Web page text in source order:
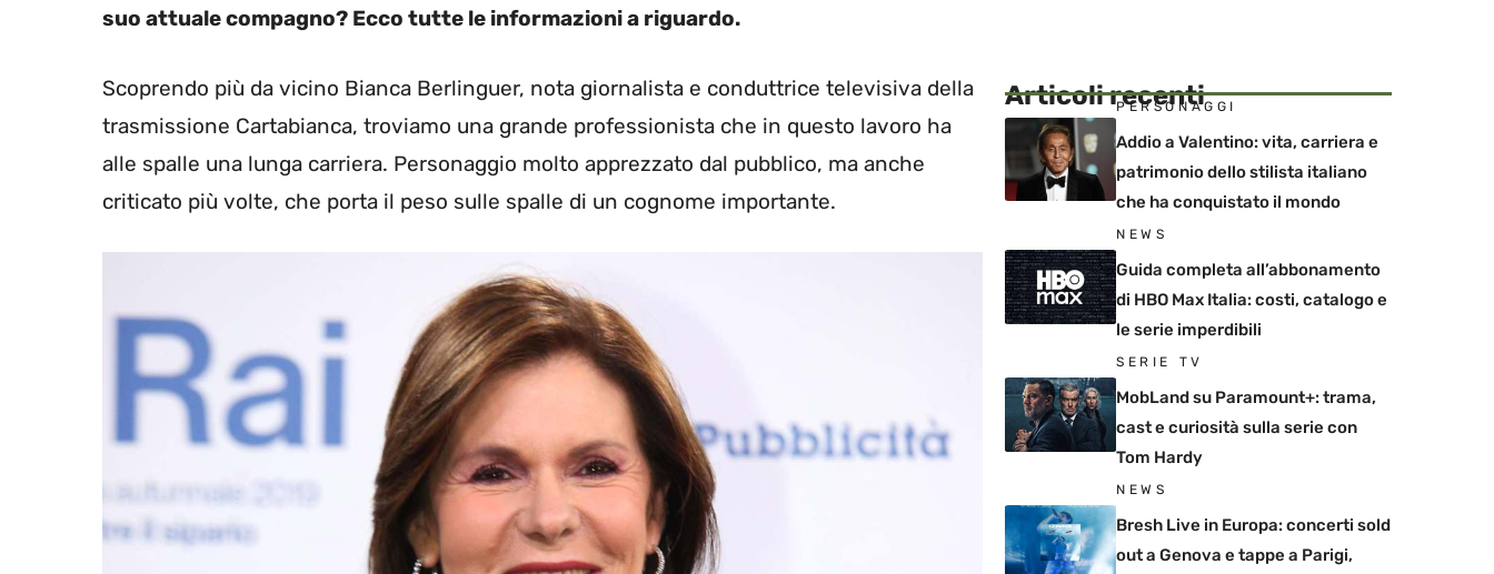
suo attuale compagno? Ecco tutte le informazioni a riguardo.
Scoprendo più da vicino Bianca Berlinguer, nota giornalista e conduttrice televisiva della
trasmissione Cartabianca, troviamo una grande professionista che in questo lavoro ha
alle spalle una lunga carriera. Personaggio molto apprezzato dal pubblico, ma anche
criticato più volte, che porta il peso sulle spalle di un cognome importante.
Articoli recenti
PERSONAGGI
Addio a Valentino: vita, carriera e
patrimonio dello stilista italiano
che ha conquistato il mondo
NEWS
Guida completa all’abbonamento
di HBO Max Italia: costi, catalogo e
le serie imperdibili
SERIE TV
MobLand su Paramount+: trama,
cast e curiosità sulla serie con
Tom Hardy
NEWS
Bresh Live in Europa: concerti sold
out a Genova e tappe a Parigi,